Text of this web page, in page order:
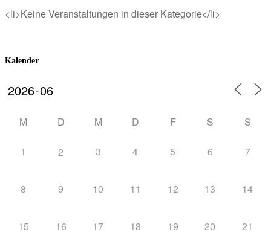
<li>Keine Veranstaltungen in dieser Kategorie</li>
Kalender
M D M D F S S
1 2 3 4 5 6 7
8 9 10 11 12 13 14
15 16 17 18 19 20 21